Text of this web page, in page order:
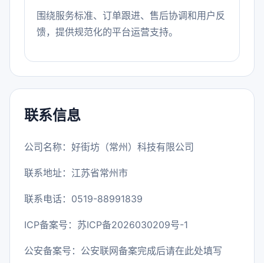
围绕服务标准、订单跟进、售后协调和用户反
馈，提供规范化的平台运营支持。
联系信息
公司名称：好街坊（常州）科技有限公司
联系地址：江苏省常州市
联系电话：0519-88991839
ICP备案号： 苏ICP备2026030209号-1
公安备案号：公安联网备案完成后请在此处填写